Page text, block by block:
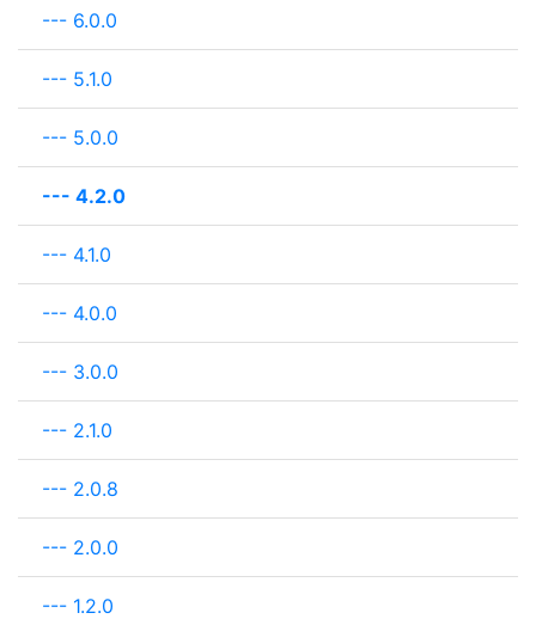
--- 6.0.0
--- 5.1.0
--- 5.0.0
--- 4.2.0
--- 4.1.0
--- 4.0.0
--- 3.0.0
--- 2.1.0
--- 2.0.8
--- 2.0.0
--- 1.2.0